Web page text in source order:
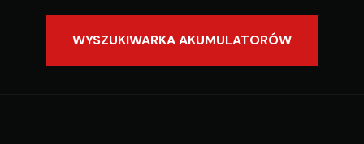
WYSZUKIWARKA AKUMULATORÓW